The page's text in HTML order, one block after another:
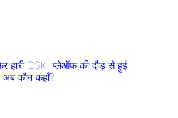
हारी CSK..प्लेऑफ की दौड़ से हुई
कौन कहाँ?